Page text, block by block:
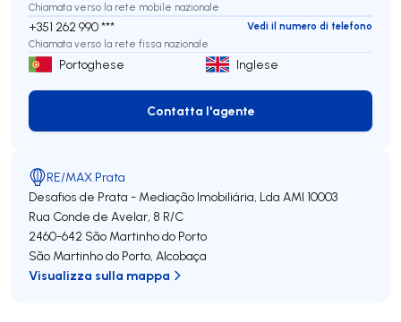
Chiamata verso la rete mobile nazionale
+351 262 990 ***
Vedi il numero di telefono
Chiamata verso la rete fissa nazionale
Portoghese Inglese
Contatta l'agente
Contatta l'agente
RE/MAX Prata
Desafios de Prata - Mediação Imobiliária, Lda AMI 10003
Rua Conde de Avelar, 8 R/C
2460-642 São Martinho do Porto
São Martinho do Porto, Alcobaça
Visualizza sulla mappa